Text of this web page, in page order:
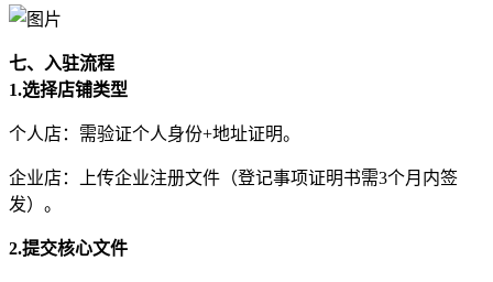
七、入驻流程
1.选择店铺类型
个人店：需验证个人身份+地址证明。
企业店：上传企业注册文件（登记事项证明书需3个月内签
发）。
2.提交核心文件